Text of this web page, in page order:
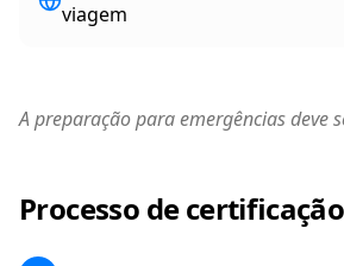
viagem
A preparação para emergências deve
Processo de certificação